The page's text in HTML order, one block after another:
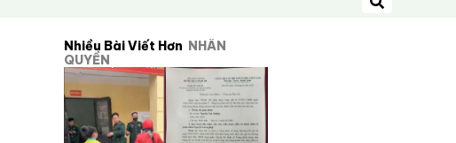
Tìm kiếm
Nhiều Bài Viết Hơn NHÂN
QUYỀN